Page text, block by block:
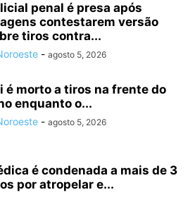
penal é presa após
contestarem versão
tiros contra...
- agosto 5, 2026
é morto a tiros na frente do
enquanto o...
- agosto 5, 2026
é condenada a mais de 3
por atropelar e...